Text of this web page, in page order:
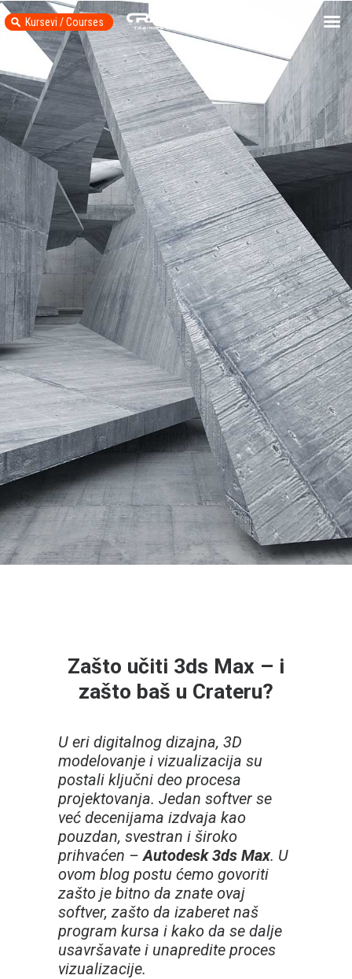
Zašto učiti 3ds Max – i
zašto baš u Crateru?
U eri digitalnog dizajna, 3D
modelovanje i vizualizacija su
postali ključni deo procesa
projektovanja. Jedan softver se
već decenijama izdvaja kao
pouzdan, svestran i široko
prihvaćen –Autodesk 3ds Max. U
ovom blog postu ćemo govoriti
zašto je bitno da znate ovaj
softver, zašto da izaberet naš
program kursa i kako da se dalje
usavršavate i unapredite proces
vizualizacije.
Kursevi / Courses